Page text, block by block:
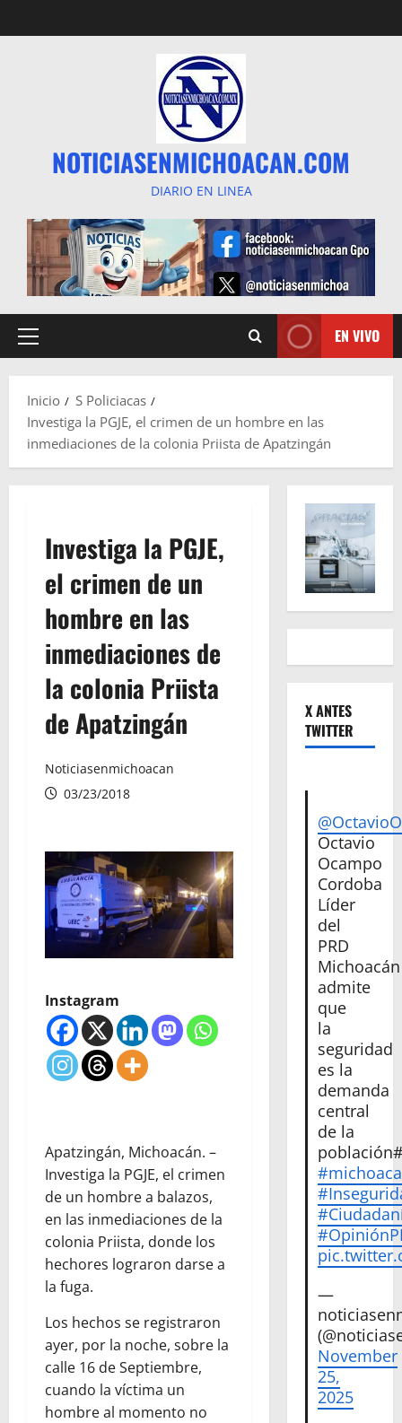
al
NOTICIASENMICHOACAN.COM
DIARIO EN LINEA
Menú
EN VIVO
Inicio
S Policiacas
Investiga la PGJE, el crimen de un hombre en las
inmediaciones de la colonia Priista de Apatzingán
Investiga la PGJE,
el crimen de un
hombre en las
inmediaciones de
la colonia Priista
de Apatzingán
Noticiasenmichoacan
03/23/2018
Instagram
Apatzingán, Michoacán. –
Investiga la PGJE, el crimen
de un hombre a balazos,
en las inmediaciones de la
colonia Priista, donde los
hechores lograron darse a
la fuga.
Los hechos se registraron
ayer, por la noche, sobre la
calle 16 de Septiembre,
cuando la víctima un
hombre al momento no
X ANTES
TWITTER
Octavio
Ocampo
Cordoba
Líder
del
PRD
Michoacán
admite
que
la
seguridad
es la
demanda
central
de la
—
November
25,
2025